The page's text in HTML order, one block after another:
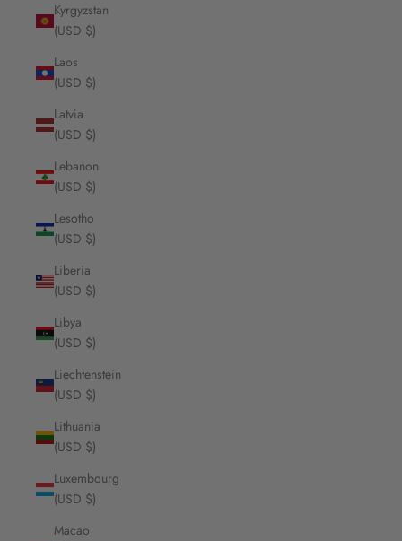
Kyrgyzstan
(USD $)
Laos
(USD $)
Latvia
(USD $)
Lebanon
(USD $)
Lesotho
(USD $)
Liberia
(USD $)
Libya
(USD $)
Liechtenstein
(USD $)
Lithuania
(USD $)
Luxembourg
(USD $)
Macao